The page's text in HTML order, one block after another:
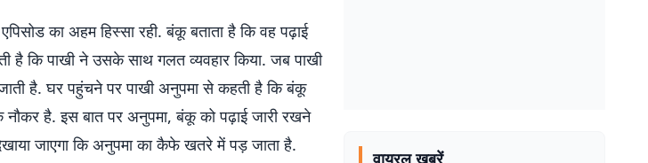
का अहम हिस्सा रही. बंकू बताता है कि वह पढ़ाई
है कि पाखी ने उसके साथ गलत व्यवहार किया. जब पाखी
है. घर पहुंचने पर पाखी अनुपमा से कहती है कि बंकू
नौकर है. इस बात पर अनुपमा, बंकू को पढ़ाई जारी रखने
जाएगा कि अनुपमा का कैफे खतरे में पड़ जाता है.
वायरल खबरें